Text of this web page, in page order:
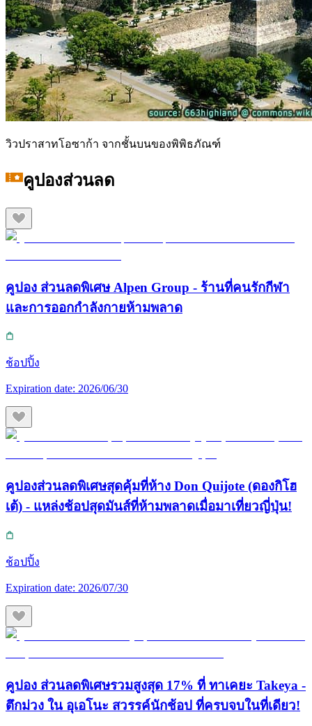
วิวปราสาทโอซาก้า จากชั้นบนของพิพิธภัณฑ์
คูปองส่วนลด
คูปอง ส่วนลดพิเศษ Alpen Group - ร้านที่คนรักกีฬา
และการออกกำลังกายห้ามพลาด
ช้อปปิ้ง
Expiration date: 2026/06/30
คูปองส่วนลดพิเศษสุดคุ้มที่ห้าง Don Quijote (ดองกิโฮ
เต้) - แหล่งช้อปสุดมันส์ที่ห้ามพลาดเมื่อมาเที่ยวญี่ปุ่น!
ช้อปปิ้ง
Expiration date: 2026/07/30
คูปอง ส่วนลดพิเศษรวมสูงสุด 17% ที่ ทาเคยะ Takeya -
ตึกม่วง ใน อุเอโนะ สวรรค์นักช้อป ที่ครบจบในที่เดียว!